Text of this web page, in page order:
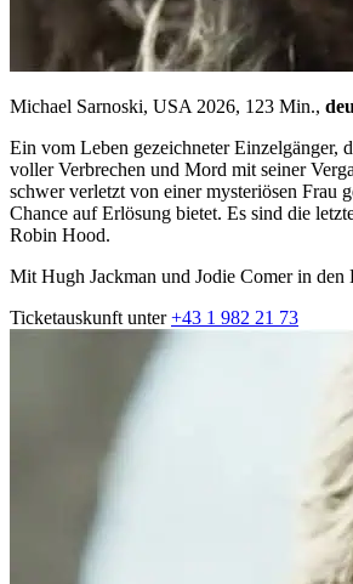
Michael Sarnoski, USA 2026, 123 Min.,
Ein vom Leben gezeichneter Einzelgänger,
voller Verbrechen und Mord mit seiner
schwer verletzt von einer mysteriösen Frau
Chance auf Erlösung bietet. Es sind die
Robin Hood.
Mit Hugh Jackman und Jodie Comer in den
Ticketauskunft unter+43 1 982 21 73